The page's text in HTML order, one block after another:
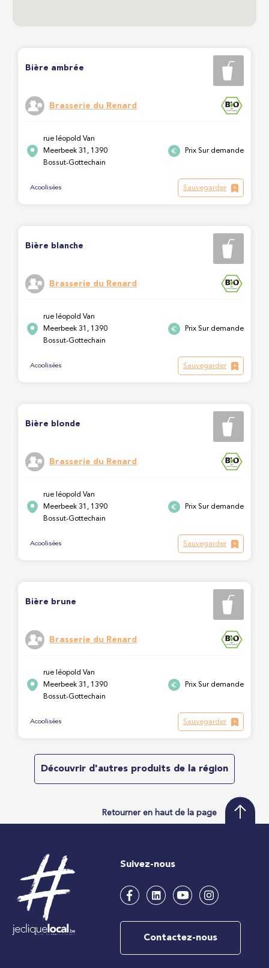
Bière ambrée
Brasserie du Renard
rue léopold Van
Meerbeek 31, 1390
Bossut-Gottechain
Prix Sur demande
Acoolisées Sauvegarder
Bière blanche
Brasserie du Renard
rue léopold Van
Meerbeek 31, 1390
Bossut-Gottechain
Prix Sur demande
Acoolisées Sauvegarder
Bière blonde
Brasserie du Renard
rue léopold Van
Meerbeek 31, 1390
Bossut-Gottechain
Prix Sur demande
Acoolisées Sauvegarder
Bière brune
Brasserie du Renard
rue léopold Van
Meerbeek 31, 1390
Bossut-Gottechain
Prix Sur demande
Acoolisées Sauvegarder
Découvrir d'autres produits de la région
Retourner en haut de la page
Suivez-nous
Contactez-nous